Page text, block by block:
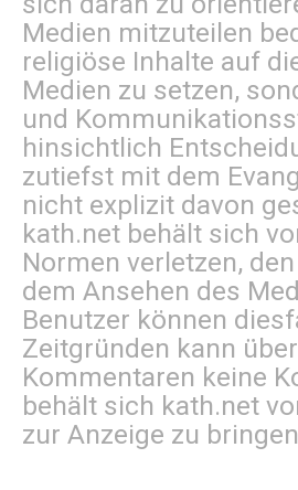
Medien mitzuteilen
religiöse Inhalte auf
Medien zu setzen,
und
hinsichtlich
zutiefst mit dem
nicht explizit davon
kath.net behält sich
Normen verletzen,
dem Ansehen des
Benutzer können
Zeitgründen kann
Kommentaren keine
behält sich kath.net
zur Anzeige zu